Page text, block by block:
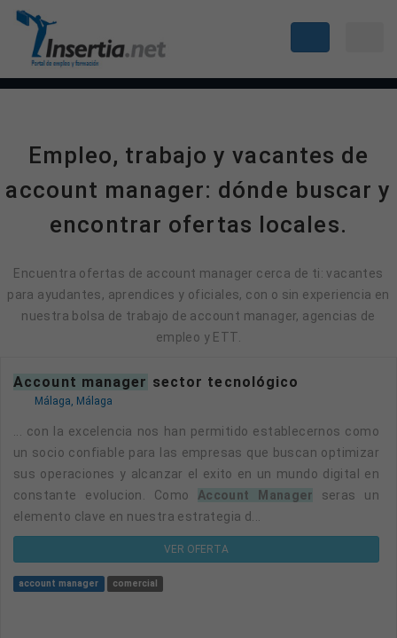
Empleo, trabajo y vacantes de
account manager: dónde buscar y
encontrar ofertas locales.
Encuentra ofertas de account manager cerca de ti: vacantes
para ayudantes, aprendices y oficiales, con o sin experiencia en
nuestra bolsa de trabajo de account manager, agencias de
empleo y ETT.
account manager sector tecnológico
Málaga, Málaga
... con la excelencia nos han permitido establecernos como
un socio confiable para las empresas que buscan optimizar
sus operaciones y alcanzar el exito en un mundo digital en
constante evolucion. Como
Account Manager seras un
elemento clave en nuestra estrategia d...
VER OFERTA
account manager comercial